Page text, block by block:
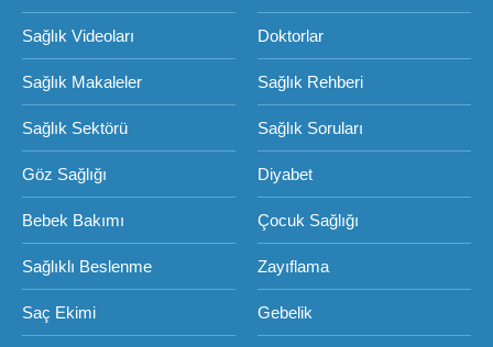
Sağlık Videoları Doktorlar
Sağlık Makaleler Sağlık Rehberi
Sağlık Sektörü Sağlık Soruları
Göz Sağlığı Diyabet
Bebek Bakımı Çocuk Sağlığı
Sağlıklı Beslenme Zayıflama
Saç Ekimi Gebelik